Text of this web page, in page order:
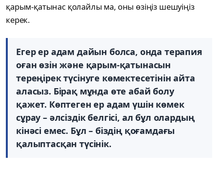
қарым-қатынас қолайлы ма, оны өзіңіз шешуіңіз
керек.
Егер ер адам дайын болса, онда терапия
оған өзін және қарым-қатынасын
тереңірек түсінуге көмектесетінін айта
аласыз. Бірақ мұнда өте абай болу
қажет. Көптеген ер адам үшін көмек
сұрау – әлсіздік белгісі, ал бұл олардың
кінәсі емес. Бұл – біздің қоғамдағы
қалыптасқан түсінік.